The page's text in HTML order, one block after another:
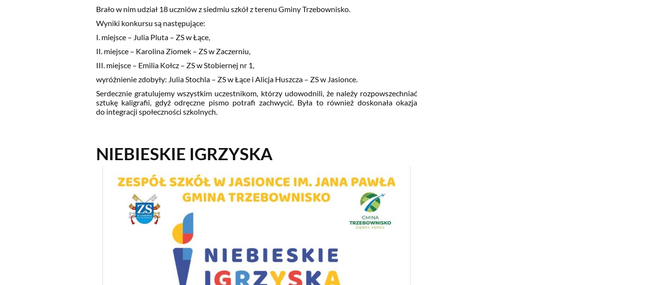
Brało w nim udział 18 uczniów z siedmiu szkół z terenu Gminy Trzebownisko.
Wyniki konkursu są następujące:
I. miejsce – Julia Pluta – ZS w Łące,
II. miejsce – Karolina Ziomek – ZS w Zaczerniu,
III. miejsce – Emilia Kołcz – ZS w Stobiernej nr 1,
wyróżnienie zdobyły: Julia Stochla – ZS w Łące i Alicja Huszcza – ZS w Jasionce.
Serdecznie gratulujemy wszystkim uczestnikom, którzy udowodnili, że należy rozpowszechniać
sztukę kaligrafii, gdyż odręczne pismo potrafi zachwycić. Była to również doskonała okazja
do integracji społeczności szkolnych.
NIEBIESKIE IGRZYSKA